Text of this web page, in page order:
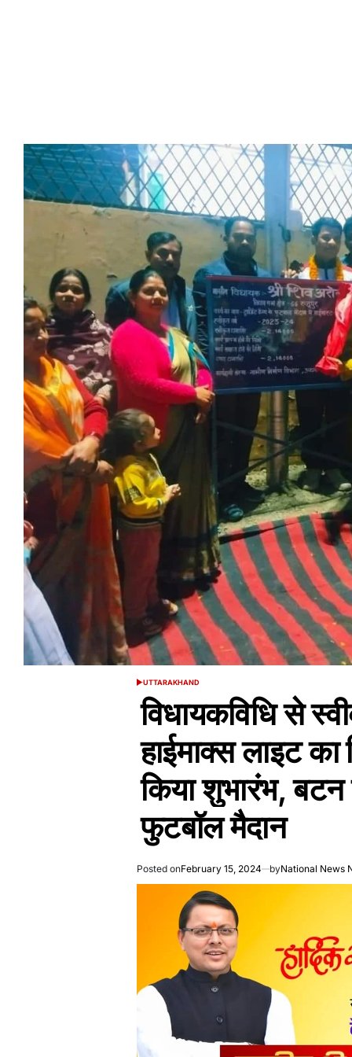
POSTED
UTTARAKHAND
विधायकविधि से
हाईमाक्स लाइट का
किया शुभारंभ,
फुटबॉल मैदान
Posted onFebruary 15, 2024 byNational News